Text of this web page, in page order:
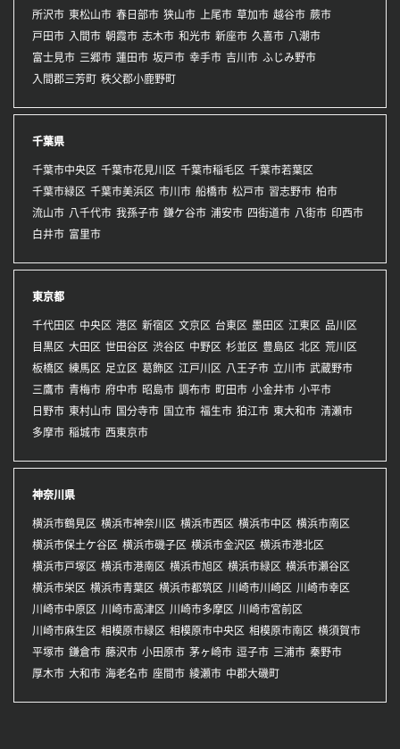
所沢市 東松山市 春日部市 狭山市 上尾市 草加市 越谷市 蕨市
戸田市 入間市 朝霞市 志木市 和光市 新座市 久喜市 八潮市
富士見市 三郷市 蓮田市 坂戸市 幸手市 吉川市 ふじみ野市
入間郡三芳町 秩父郡小鹿野町
千葉県
千葉市中央区 千葉市花見川区 千葉市稲毛区 千葉市若葉区
千葉市緑区 千葉市美浜区 市川市 船橋市 松戸市 習志野市 柏市
流山市 八千代市 我孫子市 鎌ケ谷市 浦安市 四街道市 八街市 印西市
白井市 富里市
東京都
千代田区 中央区 港区 新宿区 文京区 台東区 墨田区 江東区
品川区
目黒区 大田区 世田谷区 渋谷区 中野区 杉並区 豊島区 北区 荒川区
板橋区 練馬区 足立区 葛飾区 江戸川区 八王子市 立川市 武蔵野市
三鷹市 青梅市 府中市 昭島市 調布市 町田市 小金井市 小平市
日野市 東村山市 国分寺市 国立市 福生市 狛江市 東大和市 清瀬市
多摩市 稲城市 西東京市
神奈川県
横浜市鶴見区 横浜市神奈川区 横浜市西区 横浜市中区 横浜市南区
横浜市保土ケ谷区 横浜市磯子区 横浜市金沢区 横浜市港北区
横浜市戸塚区 横浜市港南区 横浜市旭区 横浜市緑区 横浜市瀬谷区
横浜市栄区 横浜市青葉区 横浜市都筑区 川崎市川崎区
川崎市幸区
川崎市中原区
川崎市高津区 川崎市多摩区
川崎市宮前区
川崎市麻生区 相模原市緑区 相模原市中央区 相模原市南区 横須賀市
平塚市 鎌倉市 藤沢市 小田原市 茅ヶ崎市 逗子市 三浦市 秦野市
厚木市 大和市 海老名市 座間市 綾瀬市 中郡大磯町